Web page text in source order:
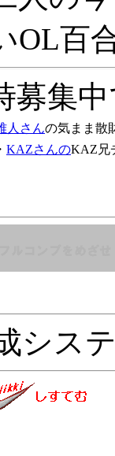
OL百
募集
人さんの気まま散
KAZさんのKAZ兄
シス